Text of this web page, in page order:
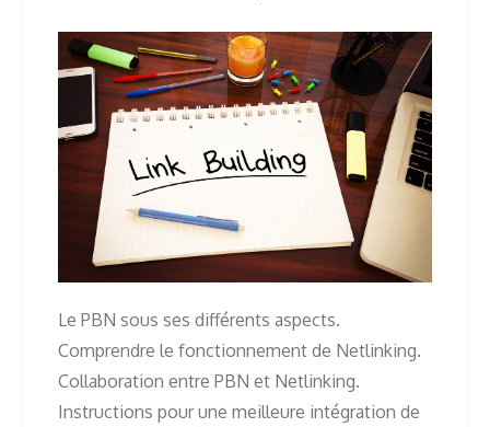
Le PBN sous ses différents aspects.
Comprendre le fonctionnement de Netlinking.
Collaboration entre PBN et Netlinking.
Instructions pour une meilleure intégration de